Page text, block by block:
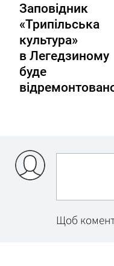
Заповідник
«Трипільська
культура»
в Легедзиному
буде
Щоб